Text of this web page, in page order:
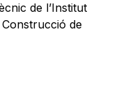
de l’Institut
de